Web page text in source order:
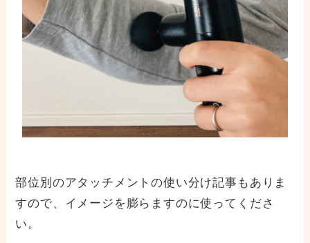
部位別のアタッチメントの使い分け記事もありま
すので、イメージを膨らますのに使ってくださ
い。